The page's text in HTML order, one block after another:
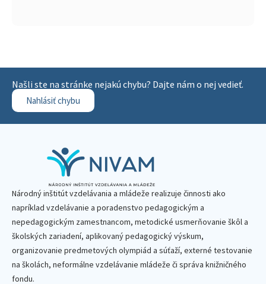
Našli ste na stránke nejakú chybu? Dajte nám o nej vedieť.
Nahlásiť chybu
Národný inštitút vzdelávania a mládeže realizuje činnosti ako
napríklad vzdelávanie a poradenstvo pedagogickým a
nepedagogickým zamestnancom, metodické usmerňovanie škôl a
školských zariadení, aplikovaný pedagogický výskum,
organizovanie predmetových olympiád a súťaží, externé testovanie
na školách, neformálne vzdelávanie mládeže či správa knižničného
fondu.